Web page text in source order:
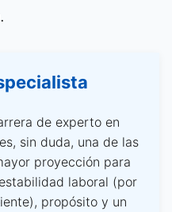
de experto en
sin duda, una de las
proyección para
laboral (por
propósito y un